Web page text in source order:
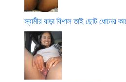
স্বামীর বাড়া বিশাল তাই ছোট ধোনের